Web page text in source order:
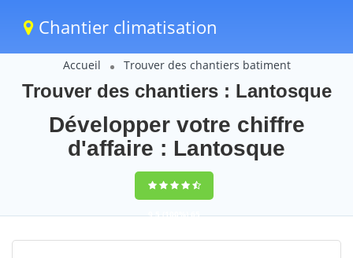
Chantier climatisation
Accueil Trouver des chantiers batiment
Trouver des chantiers : Lantosque
Développer votre chiffre
d'affaire : Lantosque
9,5(100%)65
votes